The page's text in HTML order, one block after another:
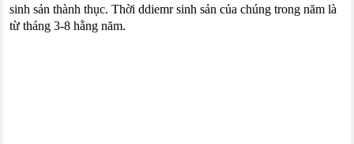
sinh sản thành thục. Thời ddiemr sinh sản của chúng trong năm là
từ tháng 3-8 hằng năm.